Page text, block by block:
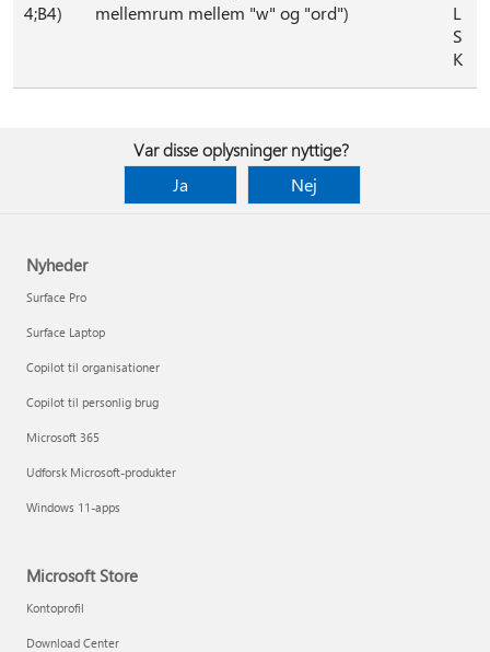
4;B4)
mellemrum mellem "w" og "ord")
L
S
K
Var disse oplysninger nyttige?
Ja
Nej
Nyheder
Surface Pro
Surface Laptop
Copilot til organisationer
Copilot til personlig brug
Microsoft 365
Udforsk Microsoft-produkter
Windows 11-apps
Microsoft Store
Kontoprofil
Download Center